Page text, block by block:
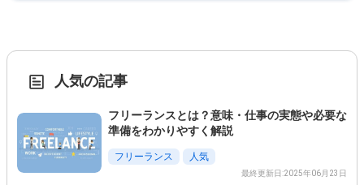
人気の記事
フリーランスとは？意味・仕事の実態や必要な
準備をわかりやすく解説
フリーランス 人気
最終更新日:2025年06月23日